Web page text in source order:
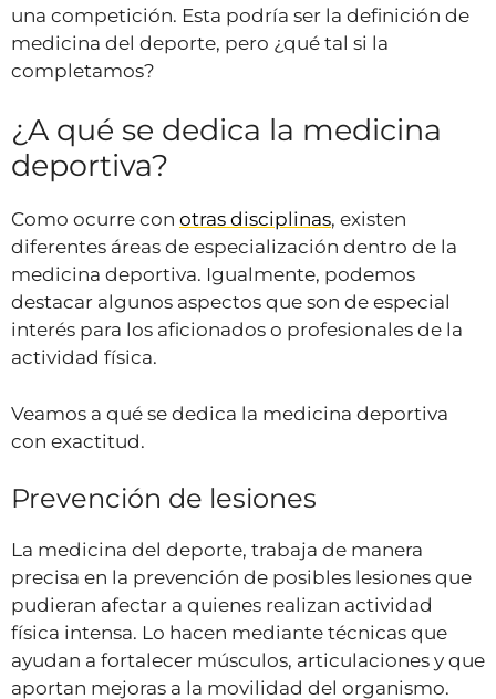
una competición. Esta podría ser la definición de
medicina del deporte, pero ¿qué tal si la
completamos?
¿A qué se dedica la medicina
deportiva?
Como ocurre con otras disciplinas, existen
diferentes áreas de especialización dentro de la
medicina deportiva. Igualmente, podemos
destacar algunos aspectos que son de especial
interés para los aficionados o profesionales de la
actividad física.
Veamos a qué se dedica la medicina deportiva
con exactitud.
Prevención de lesiones
La medicina del deporte, trabaja de manera
precisa en la prevención de posibles lesiones que
pudieran afectar a quienes realizan actividad
física intensa. Lo hacen mediante técnicas que
ayudan a fortalecer músculos, articulaciones y que
aportan mejoras a la movilidad del organismo.